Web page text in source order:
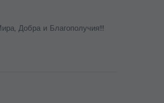
Добра и Благополучия!!!